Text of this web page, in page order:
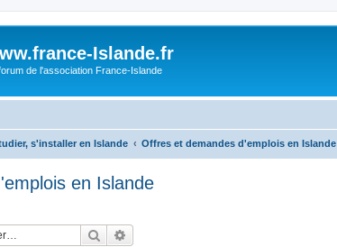
Islande.fr
de l'association France-Islande
s'installer en Islande Offres et demandes d'emplois en Islande
en Islande
Rechercher